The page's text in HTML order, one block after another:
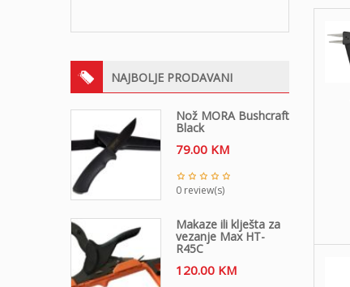
NAJBOLJE PRODAVANI
Nož MORA Bushcraft
Black
79.00 KM
0 review(s)
Makaze ili klješta za
vezanje Max HT-
R45C
120.00 KM